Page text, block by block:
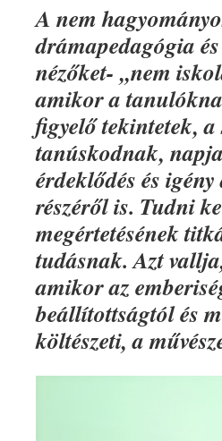
A nem
drámapedagógia
nézőket- ,,nem
amikor a
figyelő tekintetek,
tanúskodnak,
érdeklődés és
részéről is. Tudni
megértetésének
tudásnak. Azt
amikor az
beállítottságtól és
költészeti, a